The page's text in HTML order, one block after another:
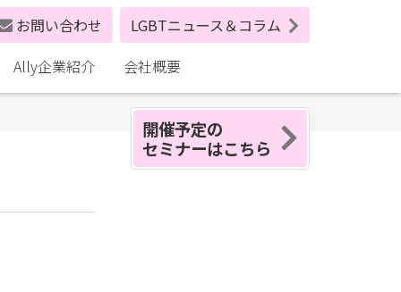
お問い合わせ
LGBTニュース＆コラム
Ally企業紹介
会社概要
開催予定の
セミナーはこちら